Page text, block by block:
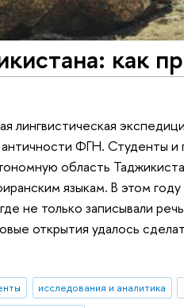
как
лингвистическая
ФГН. Студенты
область
языкам. В этом
не только записывали
открытия удалось
исследования и аналитика